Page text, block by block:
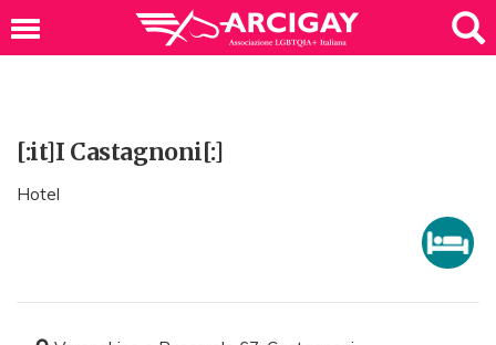
[:it]I Castagnoni[:]
Hotel